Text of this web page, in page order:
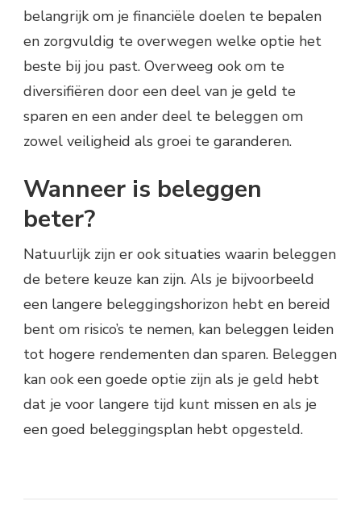
belangrijk om je financiële doelen te bepalen
en zorgvuldig te overwegen welke optie het
beste bij jou past. Overweeg ook om te
diversifiëren door een deel van je geld te
sparen en een ander deel te beleggen om
zowel veiligheid als groei te garanderen.
Wanneer is beleggen
beter?
Natuurlijk zijn er ook situaties waarin beleggen
de betere keuze kan zijn. Als je bijvoorbeeld
een langere beleggingshorizon hebt en bereid
bent om risico’s te nemen, kan beleggen leiden
tot hogere rendementen dan sparen. Beleggen
kan ook een goede optie zijn als je geld hebt
dat je voor langere tijd kunt missen en als je
een goed beleggingsplan hebt opgesteld.